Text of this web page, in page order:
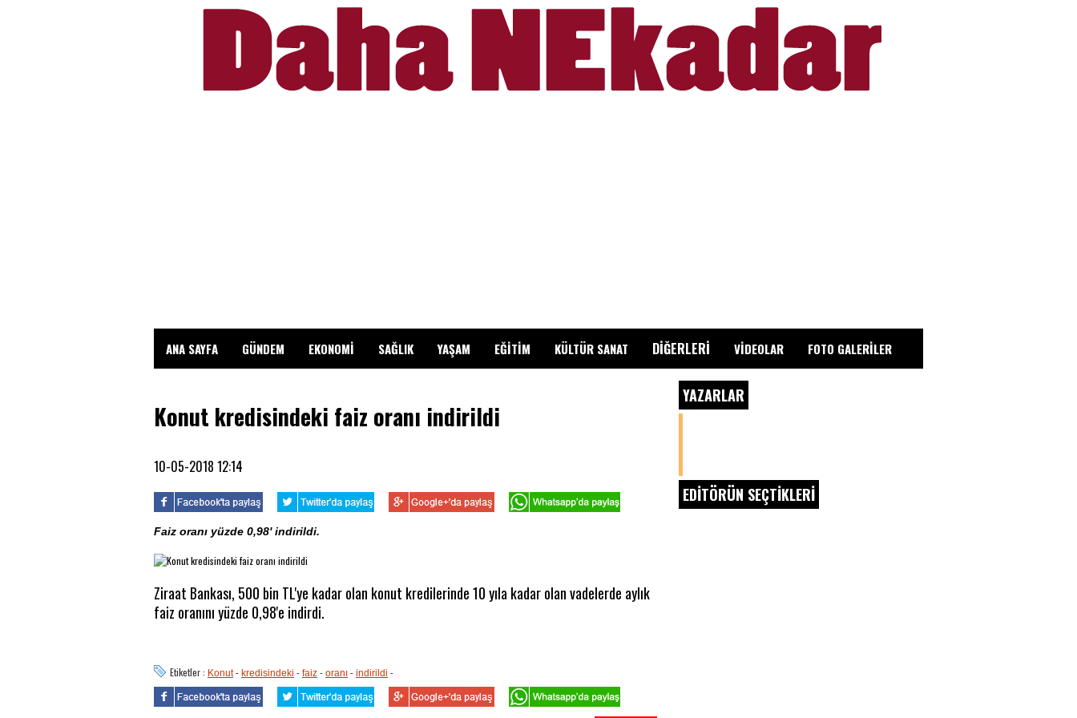
ANA SAYFA GÜNDEM EKONOMİ SAĞLIK YAŞAM EĞİTİM KÜLTÜR SANAT DİĞERLERİ VİDEOLAR FOTO GALERİLER
Konut kredisindeki faiz oranı indirildi
10-05-2018 12:14
Faiz oranı yüzde 0,98' indirildi.
Ziraat Bankası, 500 bin TL'ye kadar olan konut kredilerinde 10 yıla kadar olan vadelerde aylık
faiz oranını yüzde 0,98'e indirdi.
Etiketler : Konut- kredisindeki - faiz - oranı - indirildi -
YAZARLAR
EDİTÖRÜN SEÇTİKLERİ